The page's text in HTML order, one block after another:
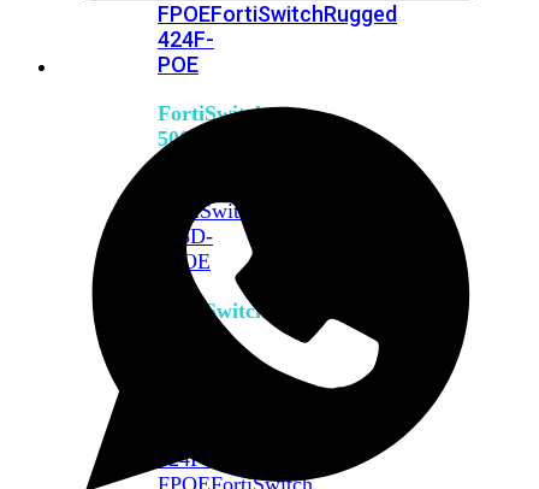
FPOEFortiSwitchRugged
424F-
POE
FortiSwitch
500
FortiSwitch
548D-
FPOE
FortiSwitch
624F-
FPOEFortiSwitch